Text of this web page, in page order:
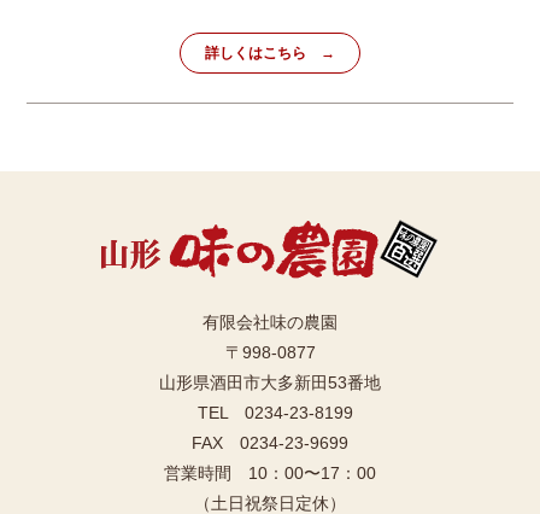
詳しくはこちら
有限会社味の農園
〒998-0877
山形県酒田市大多新田53番地
TEL 0234-23-8199
FAX 0234-23-9699
営業時間 10：00〜17：00
（土日祝祭日定休）